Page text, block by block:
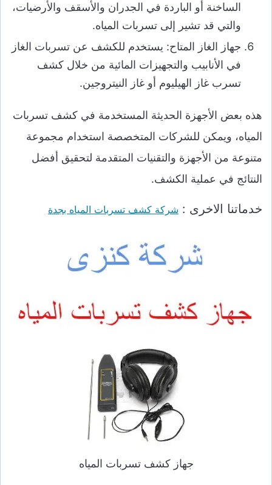
الساخنة أو الباردة في الجدران والأسقف والأرضيات،
والتي قد تشير إلى تسربات المياه.
جهاز الغاز المتاح: يستخدم للكشف عن تسربات الغاز
في الأنابيب والتجهيزات المائية من خلال كشف
تسرب غاز الهيليوم أو غاز النيتروجين.
هذه بعض الأجهزة الحديثة المستخدمة في كشف تسربات
المياه، ويمكن للشركات المتخصصة استخدام مجموعة
متنوعة من الأجهزة والتقنيات المتقدمة لتحقيق أفضل
النتائج في عملية الكشف.
خدماتنا الاخرى : شركة كشف تسربات المياه بجدة
جهاز كشف تسربات المياه